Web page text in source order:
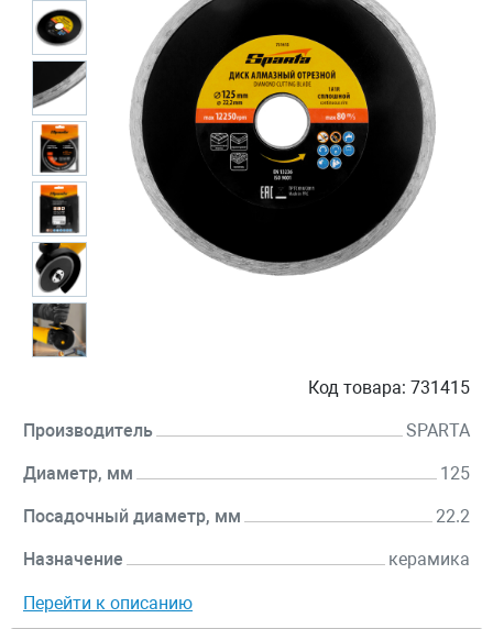
Код товара: 731415
Производитель SPARTA
Диаметр, мм 125
Посадочный диаметр, мм 22.2
Назначение керамика
Перейти к описанию